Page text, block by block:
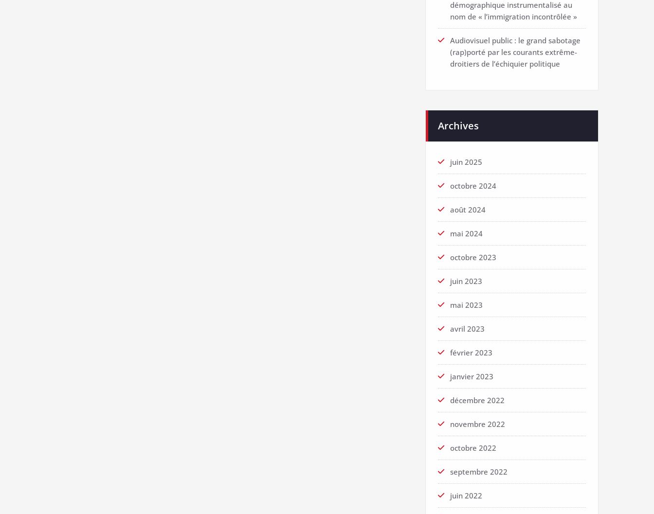
démographique instrumentalisé au
nom de « l’immigration incontrôlée »
Audiovisuel public : le grand sabotage
(rap)porté par les courants extrême-
droitiers de l’échiquier politique
Archives
juin 2025
octobre 2024
août 2024
mai 2024
octobre 2023
juin 2023
mai 2023
avril 2023
février 2023
janvier 2023
décembre 2022
novembre 2022
octobre 2022
septembre 2022
juin 2022